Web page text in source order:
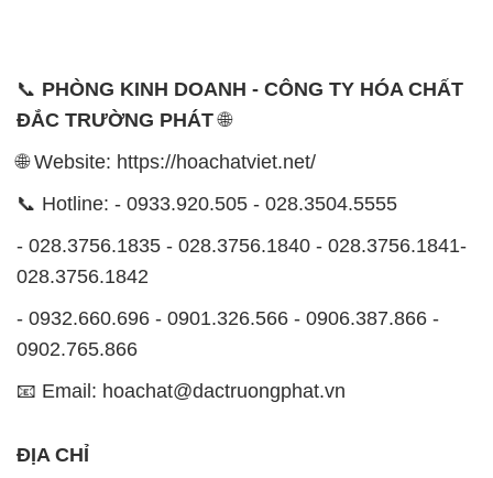
📞 PHÒNG KINH DOANH - CÔNG TY HÓA CHẤT
ĐẮC TRƯỜNG PHÁT🌐
🌐 Website: https://hoachatviet.net/
📞 Hotline: - 0933.920.505 - 028.3504.5555
- 028.3756.1835 - 028.3756.1840 - 028.3756.1841-
028.3756.1842
- 0932.660.696 - 0901.326.566 - 0906.387.866 -
0902.765.866
📧 Email: hoachat@dactruongphat.vn
ĐỊA CHỈ